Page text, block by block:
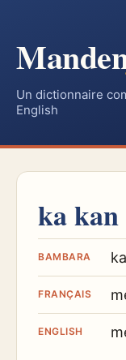
Un dictionnaire
English
ka kan
BAMBARA
FRANÇAIS
ENGLISH